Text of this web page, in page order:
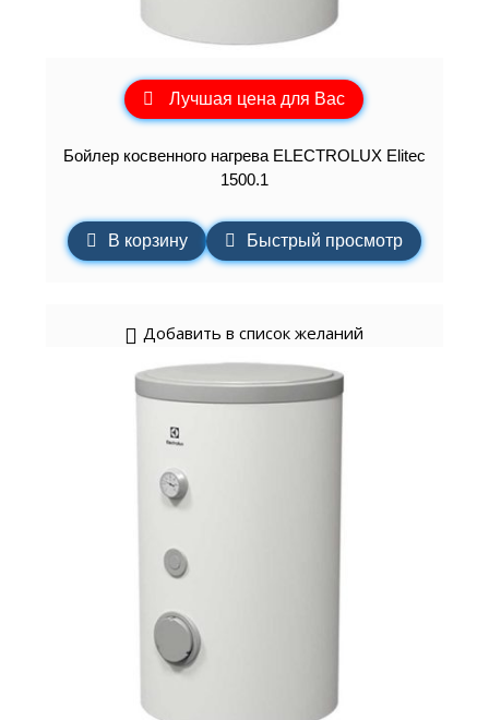
Лучшая цена для Вас
Бойлер косвенного нагрева ELECTROLUX Elitec
1500.1
В корзину Быстрый просмотр
Добавить в список желаний